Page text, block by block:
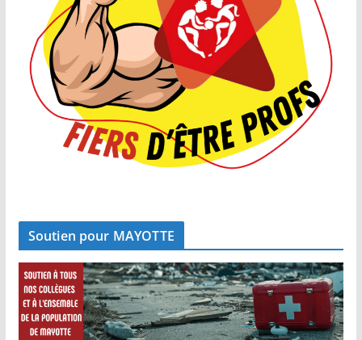
Soutien pour MAYOTTE